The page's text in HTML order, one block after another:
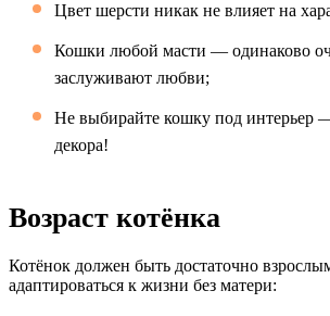
Цвет шерсти никак не влияет на
Кошки любой масти — одинаково
заслуживают любви;
Не выбирайте кошку под интерьер
декора!
Возраст котёнка
Котёнок должен быть достаточно
адаптироваться к жизни без матери: